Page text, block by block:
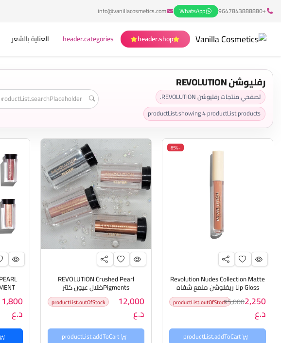
+9647843888880
WhatsApp
info@vanillacosmetics.com
header.shop
header.categories العناية بالشعر
رفليوشن REVOLUTION
تصفحي منتجات رفليوشن REVOLUTION.
productList.showing4productList.products
-85%
Revolution Nudes Collection Matte
Lip Gloss ريفلوشن ملمع شفاه
2,250
د.ع
15,000
productList.outOfStock
productList.addToCart
REVOLUTION Crushed Pearl
Pigmentsظلال عيون كلتر
12,000
د.ع
productList.outOfStock
productList.addToCart
1,800
د.ع